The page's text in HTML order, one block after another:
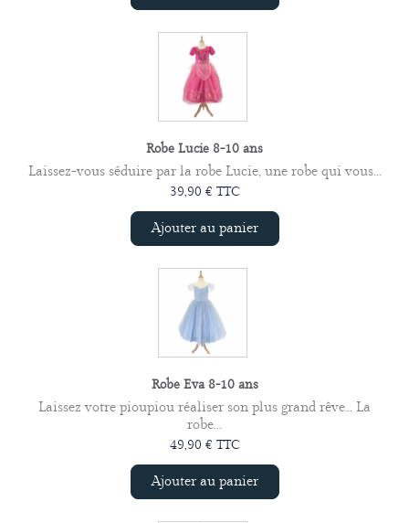
Robe Lucie 8-10 ans
Laissez-vous séduire par la robe Lucie, une robe qui vous...
39,90 € TTC
Ajouter au panier
Robe Eva 8-10 ans
Laissez votre pioupiou réaliser son plus grand rêve… La
robe...
49,90 € TTC
Ajouter au panier